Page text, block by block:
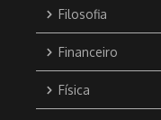
Filosofia
Financeiro
Física